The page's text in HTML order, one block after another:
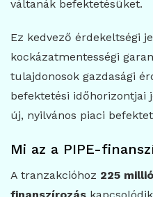
váltanák befektetésüket.
Ez kedvező érdekeltségi
kockázatmentességi
tulajdonosok gazdasági
befektetési időhorizontjai
új, nyilvános piaci
Mi az a PIPE-
A tranzakcióhoz 225